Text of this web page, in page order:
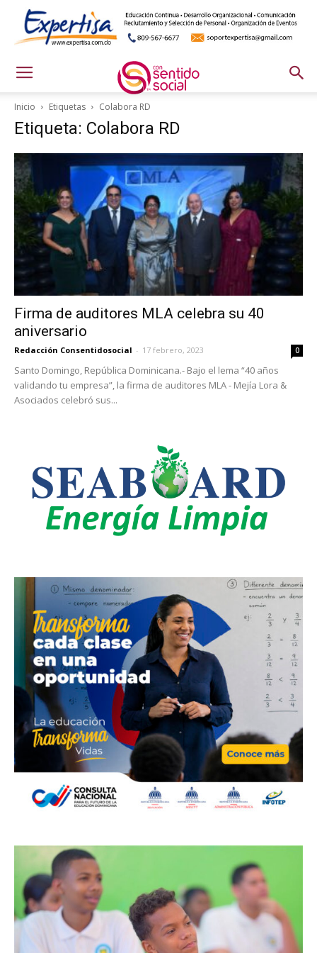
Inicio Etiquetas Colabora RD
Etiqueta: Colabora RD
Firma de auditores MLA celebra su 40
aniversario
Redacción Consentidosocial - 17 febrero, 2023 0
Santo Domingo, República Dominicana.- Bajo el lema “40 años
validando tu empresa”, la firma de auditores MLA - Mejía Lora &
Asociados celebró sus...